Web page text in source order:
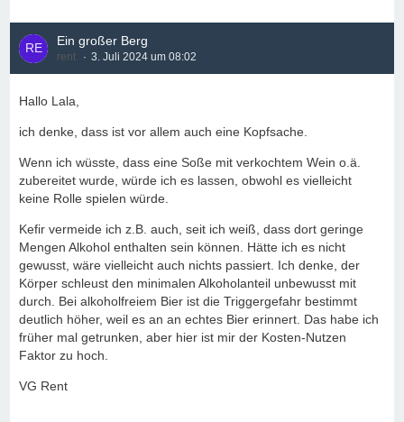
Ein großer Berg
rent 3. Juli 2024 um 08:02
Hallo Lala,
ich denke, dass ist vor allem auch eine Kopfsache.
Wenn ich wüsste, dass eine Soße mit verkochtem Wein o.ä.
zubereitet wurde, würde ich es lassen, obwohl es vielleicht
keine Rolle spielen würde.
Kefir vermeide ich z.B. auch, seit ich weiß, dass dort geringe
Mengen Alkohol enthalten sein können. Hätte ich es nicht
gewusst, wäre vielleicht auch nichts passiert. Ich denke, der
Körper schleust den minimalen Alkoholanteil unbewusst mit
durch. Bei alkoholfreiem Bier ist die Triggergefahr bestimmt
deutlich höher, weil es an an echtes Bier erinnert. Das habe ich
früher mal getrunken, aber hier ist mir der Kosten-Nutzen
Faktor zu hoch.
VG Rent